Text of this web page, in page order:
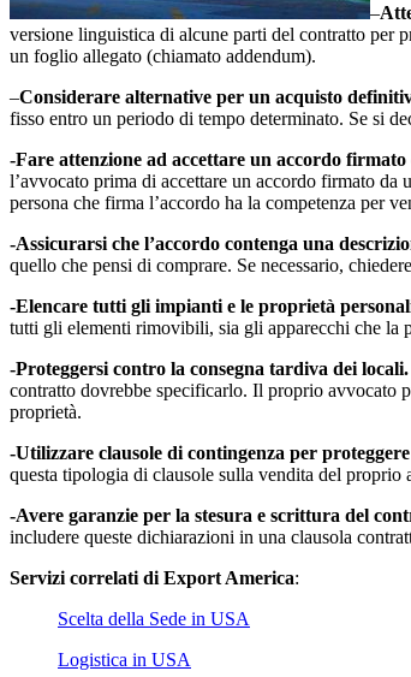
–
versione linguistica di alcune parti del contratto per
un foglio allegato (chiamato addendum).
–Considerare alternative per un acquisto
fisso entro un periodo di tempo determinato. Se si
-Fare attenzione ad accettare un accordo
l’avvocato prima di accettare un accordo firmato da
persona che firma l’accordo ha la competenza per
-Assicurarsi che l’accordo contenga una
quello che pensi di comprare. Se necessario,
-Elencare tutti gli impianti e le proprietà
tutti gli elementi rimovibili, sia gli apparecchi che la
-Proteggersi contro la consegna tardiva dei locali.
contratto dovrebbe specificarlo. Il proprio avvocato
proprietà.
-Utilizzare clausole di contingenza per
questa tipologia di clausole sulla vendita del
-Avere garanzie per la stesura e scrittura del
includere queste dichiarazioni in una clausola
Servizi correlati di Export America:
Scelta della Sede in USA
Logistica in USA